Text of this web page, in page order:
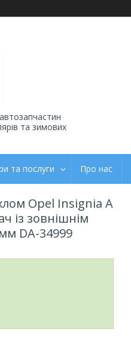
та зимових
та послуги Про нас
Opel Insignia A
із зовнішнім
DA-34999